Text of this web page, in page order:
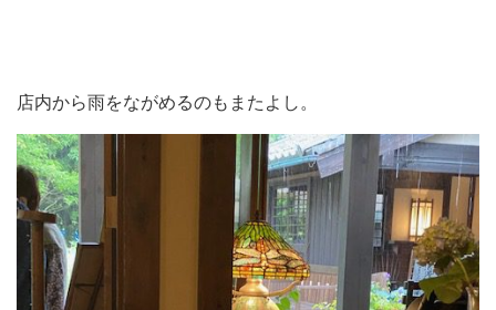
店内から雨をながめるのもまたよし。